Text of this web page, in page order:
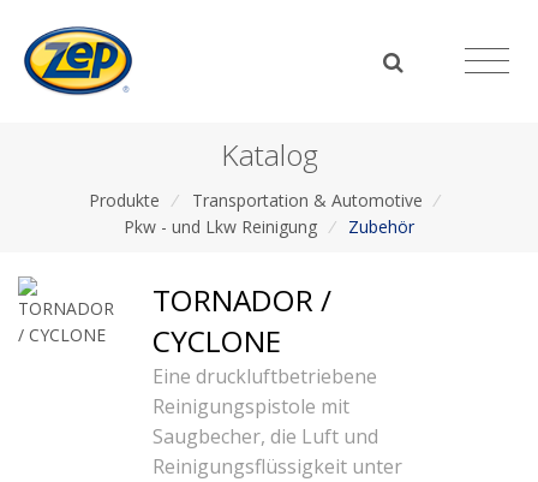
Katalog
Produkte / Transportation & Automotive /
Pkw - und Lkw Reinigung / Zubehör
TORNADOR /
CYCLONE
Eine druckluftbetriebene
Reinigungspistole mit
Saugbecher, die Luft und
Reinigungsflüssigkeit unter